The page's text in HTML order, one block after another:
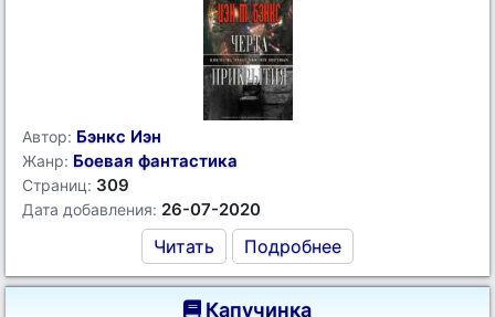
Автор: Бэнкс Иэн
Жанр: Боевая фантастика
Страниц: 309
Дата добавления: 26-07-2020
Читать Подробнее
Капучинка